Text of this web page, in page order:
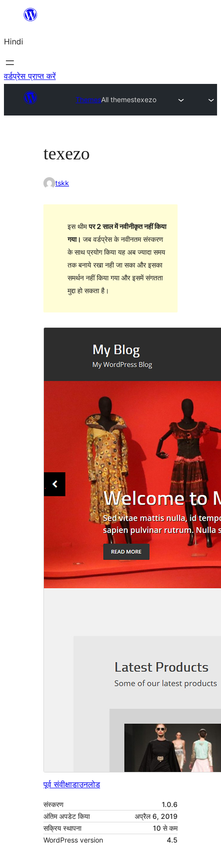
सामग्री
जाएं
Hindi
वर्डप्रेस प्राप्त करें
ThemesAll themestexezo
texezo
tskk
इस थीमपर 2 साल में नवीनीकृत नहीं किया
गया। जब वर्डप्रेस के नवीनतम संस्करण
के साथ प्रयोग किया यह अब ज्यादा समय
तक बनाये रखा नही जा सका और इसका
समर्थन नहीं किया गया और इसमें संगतता
मुद्दा हो सकता है।
पूर्व संवीक्षाडाउनलोड
संस्करण
1.0.6
अंतिम अपडेट किया
अप्रैल 6, 2019
सक्रिय स्थापना
10 से कम
WordPress version
4.5